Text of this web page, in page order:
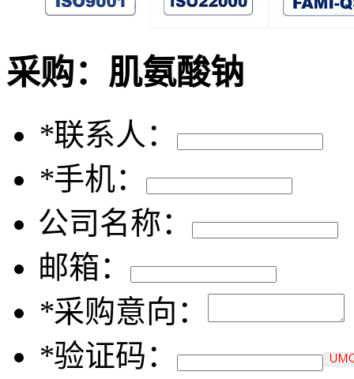
采购： 肌氨酸钠
*联系人：
*手机：
公司名称：
邮箱：
*采购意向：
*验证码：